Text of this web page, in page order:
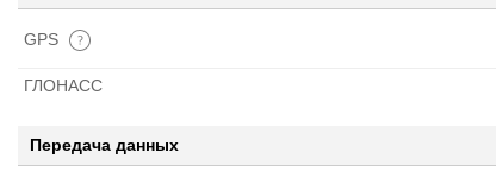
GPS
ГЛОНАСС
Передача данных